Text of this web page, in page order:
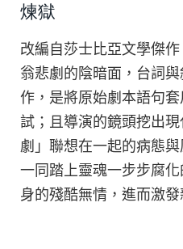
煉獄
改編自莎士比亞文學傑
翁悲劇的陰暗面，台詞
作，是將原始劇本語句
試；且導演的鏡頭挖出
劇」聯想在一起的病態
一同踏上靈魂一步步腐
身的殘酷無情，進而激發